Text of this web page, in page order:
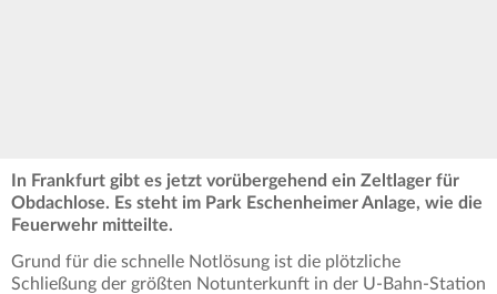
In Frankfurt gibt es jetzt vorübergehend ein Zeltlager für
Obdachlose. Es steht im Park Eschenheimer Anlage, wie die
Feuerwehr mitteilte.
Grund für die schnelle Notlösung ist die plötzliche
Schließung der größten Notunterkunft in der U-Bahn-Station